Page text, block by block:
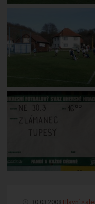
30.03.2008 Hlavní